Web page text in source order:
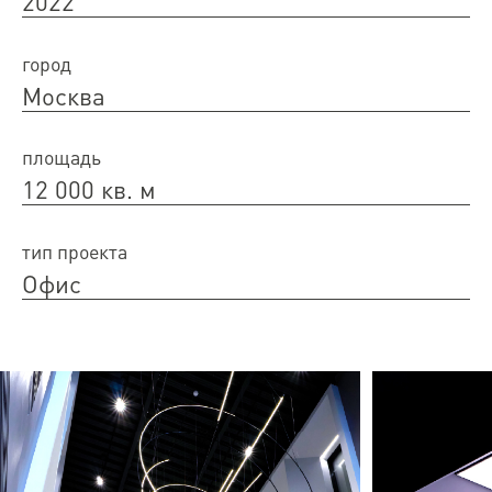
город
Москва
площадь
12 000 кв. м
тип проекта
Офис